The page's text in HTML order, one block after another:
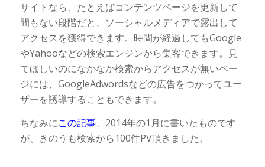
サイトなら、たとえばコンテンツページを更新して
間もない段階だと、ソーシャルメディアで露出して
アクセスを獲得できます。時間が経過してもGoogle
やYahooなどの検索エンジンから集客できます。見
てほしいのになかなか検索からアクセスが無いペー
ジには、GoogleAdwordsなどの広告をつかってユー
ザーを誘導することもできます。
ちなみにこの記事、2014年の1月に書いたものです
が、きのうも検索から100件PV頂きました。